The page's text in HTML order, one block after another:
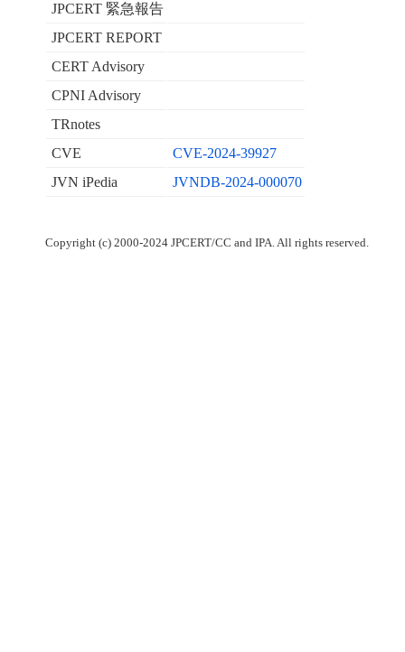
JPCERT 緊急報告
JPCERT REPORT
CERT Advisory
CPNI Advisory
TRnotes
CVE
CVE-2024-39927
JVN iPedia
JVNDB-2024-000070
Copyright (c) 2000-2024 JPCERT/CC and IPA. All rights reserved.